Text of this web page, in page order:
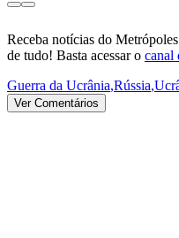
Receba notícias do
de tudo! Basta acessar o canal
Guerra da Ucrânia,Rússia,
Ver Comentários